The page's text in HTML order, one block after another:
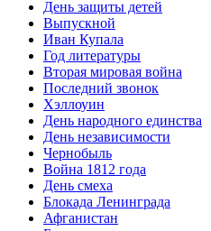
День защиты детей
Выпускной
Иван Купала
Год литературы
Вторая мировая война
Последний звонок
Хэллоуин
День народного единства
День независимости
Чернобыль
Война 1812 года
День смеха
Блокада Ленинграда
Афганистан